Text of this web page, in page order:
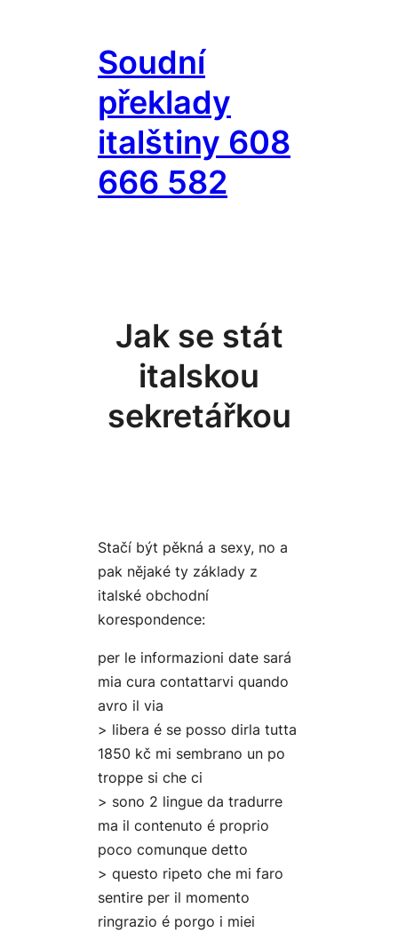
obsahSoudní
překlady
italštiny 608
666 582
Jak se stát
italskou
sekretářkou
Stačí být pěkná a sexy, no a
pak nějaké ty základy z
italské obchodní
korespondence:
per le informazioni date sará
mia cura contattarvi quando
avro il via
> libera é se posso dirla tutta
1850 kč mi sembrano un po
troppe si che ci
> sono 2 lingue da tradurre
ma il contenuto é proprio
poco comunque detto
> questo ripeto che mi faro
sentire per il momento
ringrazio é porgo i miei